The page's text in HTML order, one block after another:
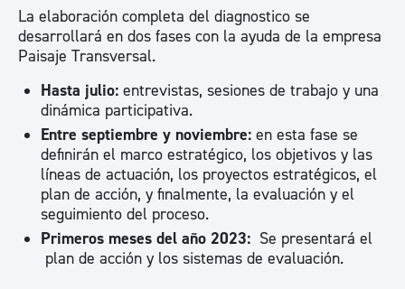
La elaboración completa del diagnostico se
desarrollará en dos fases con la ayuda de la empresa
Paisaje Transversal.
Hasta julio: entrevistas, sesiones de trabajo y una
dinámica participativa.
Entre septiembre y noviembre: en esta fase se
definirán el marco estratégico, los objetivos y las
líneas de actuación, los proyectos estratégicos, el
plan de acción, y finalmente, la evaluación y el
seguimiento del proceso.
Primeros meses del año 2023: Se presentará el
plan de acción y los sistemas de evaluación.